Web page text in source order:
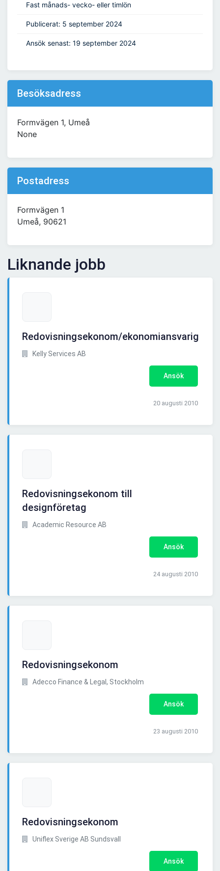
Fast månads- vecko- eller timlön
Publicerat: 5 september 2024
Ansök senast: 19 september 2024
Besöksadress
Formvägen 1, Umeå
None
Postadress
Formvägen 1
Umeå, 90621
Liknande jobb
Redovisningsekonom/ekonomiansvarig
Kelly Services AB
Ansök
20 augusti 2010
Redovisningsekonom till
designföretag
Academic Resource AB
Ansök
24 augusti 2010
Redovisningsekonom
Adecco Finance & Legal, Stockholm
Ansök
23 augusti 2010
Redovisningsekonom
Uniflex Sverige AB Sundsvall
Ansök